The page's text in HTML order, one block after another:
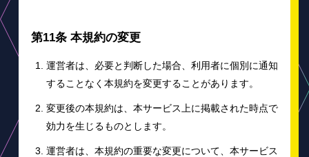
第11条 本規約の変更
運営者は、必要と判断した場合、利用者に個別に通知
することなく本規約を変更することがあります。
変更後の本規約は、本サービス上に掲載された時点で
効力を生じるものとします。
運営者は、本規約の重要な変更について、本サービス